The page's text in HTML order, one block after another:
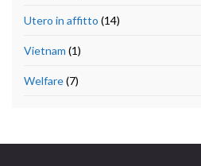
Utero in affitto (14)
Vietnam (1)
Welfare(7)